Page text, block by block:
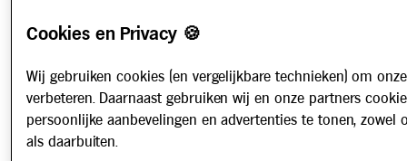
Cookies en Privacy 🍪
Wij gebruiken cookies (en vergelijkbare technieken) om
verbeteren. Daarnaast gebruiken wij en onze partners
persoonlijke aanbevelingen en advertenties te tonen, zowel
als daarbuiten.